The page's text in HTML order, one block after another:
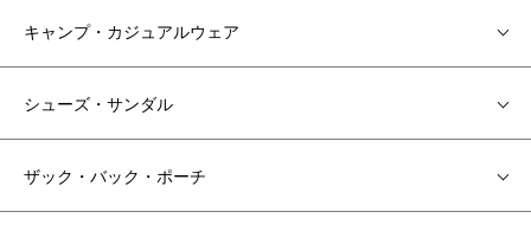
キャンプ・カジュアルウェア
シューズ・サンダル
ザック・バック・ポーチ